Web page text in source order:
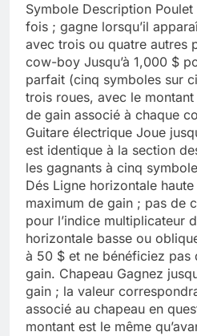
Symbole Description
fois ; gagne lorsqu’il
avec trois ou quatre autres
cow-boy Jusqu’à 1,000 $
parfait (cinq symboles sur
trois roues, avec le
de gain associé à chaque
Guitare électrique Joue
est identique à la section
les gagnants à cinq
Dés Ligne horizontale haute
maximum de gain ; pas de
pour l’indice multiplicateur
horizontale basse ou
à 50 $ et ne bénéficiez pas
gain. Chapeau Gagnez
gain ; la valeur
associé au chapeau en
montant est le même